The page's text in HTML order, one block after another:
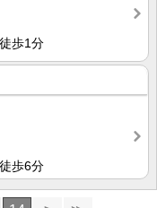
歩1分
歩6分